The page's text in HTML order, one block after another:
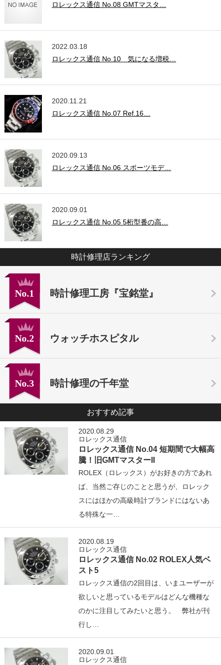
ロレックス通信 No.08 GMTマスタ…
2022.03.18
ロレックス通信 No.10 気になる増税…
2020.11.21
ロレックス通信 No.07 Ref.16…
2020.09.13
ロレックス通信 No.06 スポーツモデ…
2020.09.01
ロレックス通信 No.05 5桁型番の高…
時計修理店ランキング
No.1 時計修理工房『宝銘堂』
No.2 ウォッチホスピタル
No.3 時計修理の千年堂
おすすめ記事
2020.08.29
ロレックス通信
ロレックス通信 No.04 短期間で大幅高
騰！旧GMTマスターII
ROLEX（ロレックス）がお好きの方であれ
ば、当然ご存じのことと思うが、ロレック
スにはほかの高級時計ブランドにはないあ
る特殊な一…
2020.08.19
ロレックス通信
ロレックス通信 No.02 ROLEX人気ベ
スト5
ロレックス通信の2回目は、いまユーザーが
欲しいと思っているモデルはどんな機種な
のかに注目してみたいと思う。 弊社が刊
行し…
2020.09.01
ロレックス通信